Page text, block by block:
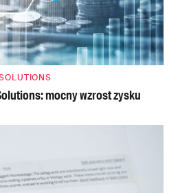
mocny wzrost zysku